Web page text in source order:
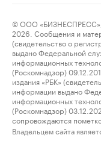
© ООО
2026. Сообщения и
(свидетельство о
выдано Федеральной
информационных
(Роскомнадзор)
издания «РБК»
информации выдано
информационных
(Роскомнадзор)
сопровождаются
Владельцем сайта